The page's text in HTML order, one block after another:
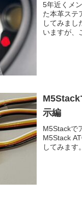
5年近くメ
た本革ステ
してみまし
いますが、
M5Stack
示編
M5Stackで
M5Stack
してみます